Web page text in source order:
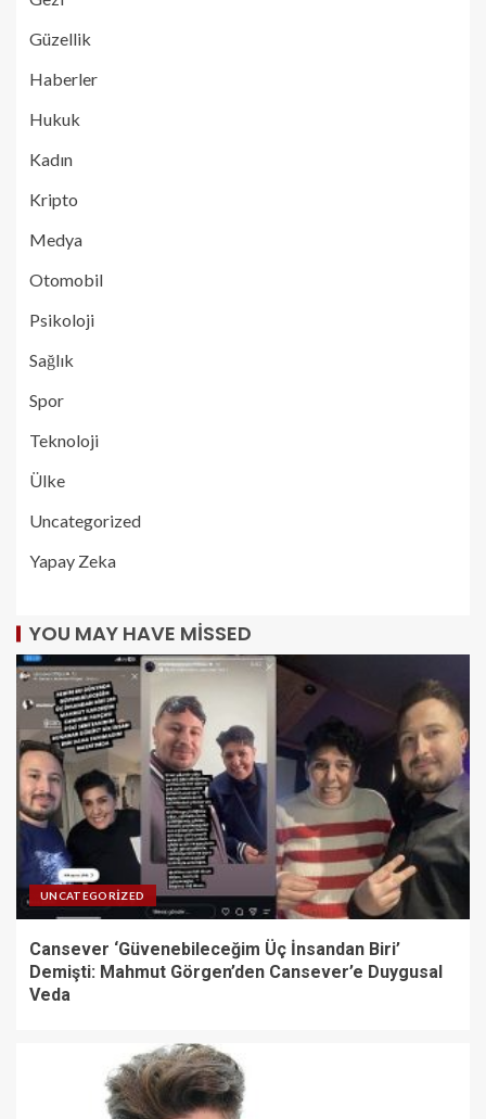
Güzellik
Haberler
Hukuk
Kadın
Kripto
Medya
Otomobil
Psikoloji
Sağlık
Spor
Teknoloji
Ülke
Uncategorized
Yapay Zeka
YOU MAY HAVE MISSED
UNCATEGORIZED
Cansever ‘Güvenebileceğim Üç İnsandan Biri’
Demişti: Mahmut Görgen’den Cansever’e Duygusal
Veda